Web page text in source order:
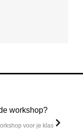
workshop?
voor je klas